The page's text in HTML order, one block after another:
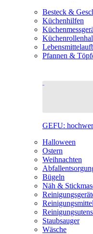
Besteck &
Küchenhilfen
Pfannen &
GEFU:
Halloween
Ostern
Weihnachten
Bügeln
Näh &
Reinigungsmittel
Staubsauger
Wäsche